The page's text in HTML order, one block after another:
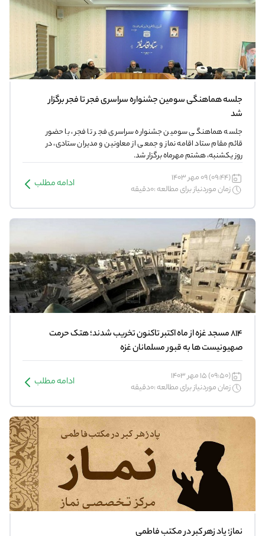
جلسه هماهنگی سومین جشنواره سراسری فجر تا فجر برگزار
شد
جلسه هماهنگی سومین جشنواره سراسری فجر تا فجر، با حضور
قائم مقام ستاد اقامه نماز و جمعی از معاونین و مدیران ستادی، در
روز یکشنبه، هشتم مهرماه برگزار شد.
(09:44) 09 مهر 1403
زمان موردنیاز برای مطالعه :0دقیقه
ادامه مطلب
۸۱۴ مسجد غزه از ماه اکتبر تاکنون تخریب شدند؛ هتک حرمت
صهیونیست ها به قبور مسلمانان غزه
(09:50) 15 مهر 1403
زمان موردنیاز برای مطالعه :0دقیقه
ادامه مطلب
نماز؛ پاد زهر کبر در مکتب فاطمی